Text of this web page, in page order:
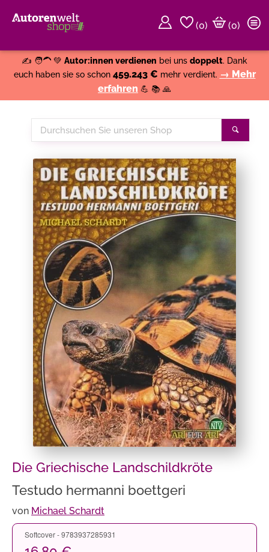
(0)
(0)
✍️ 🧑‍🦱 💚 Autor:innen verdienen bei uns doppelt. Dank
euch haben sie so schon 459.243 € mehr verdient. → Mehr
erfahren 💪 📚 🙏
Durchsuchen
Sie
Shop
Die Griechische Landschildkröte
Testudo hermanni boettgeri
von Michael Schardt
Softcover - 9783937285931